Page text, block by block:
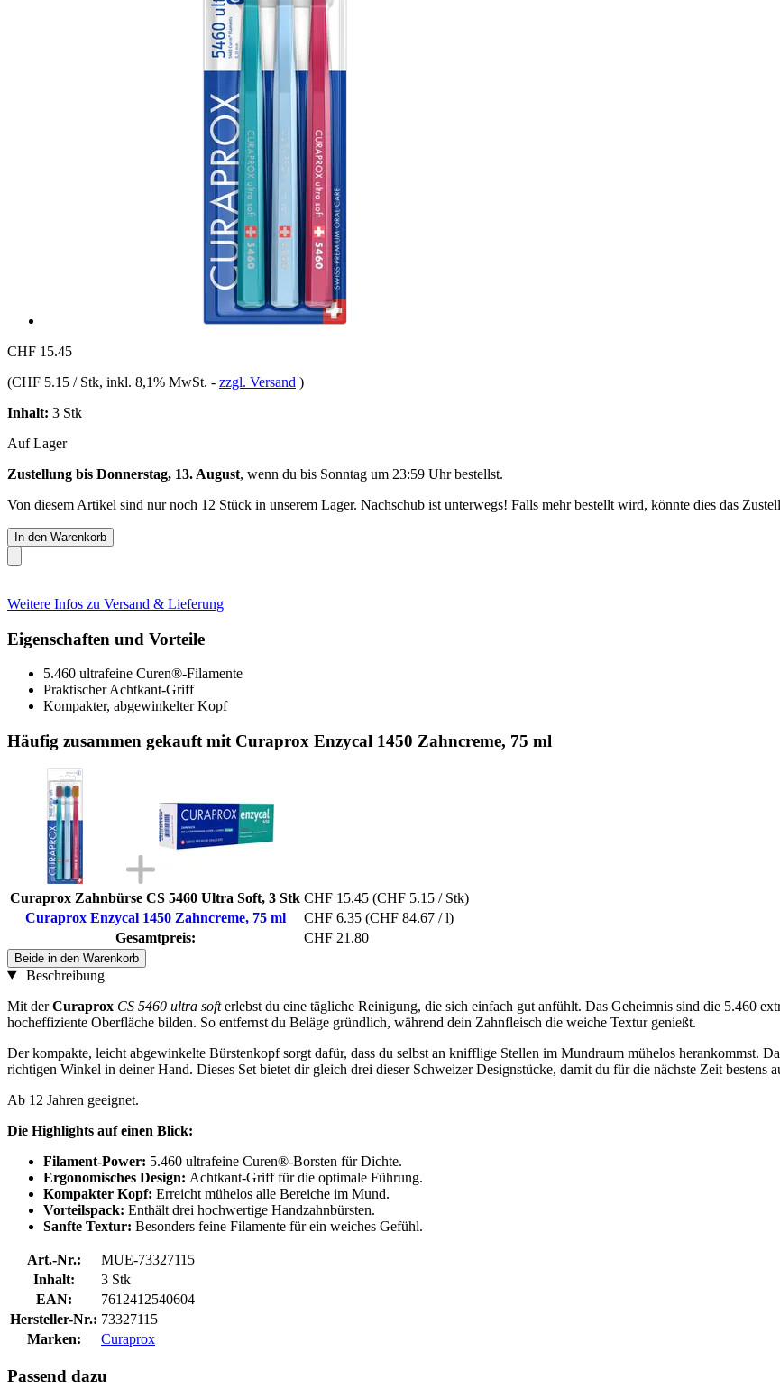
CHF 15.45
(CHF 5.15 / Stk, inkl. 8,1% MwSt. - zzgl. Versand )
Inhalt: 3 Stk
Auf Lager
Zustellung bis Donnerstag, 13. August, wenn du bis Sonntag um 23:59 Uhrbestellst.
Von diesem Artikel sind nur noch 12 Stück in unserem Lager. Nachschub ist unterwegs! Falls mehr bestellt wird, könnte dies das
In den Warenkorb
Weitere Infos zu Versand & Lieferung
Eigenschaften und Vorteile
5.460 ultrafeine Curen®-Filamente
Praktischer Achtkant-Griff
Kompakter, abgewinkelter Kopf
Häufig zusammen gekauft mit Curaprox Enzycal 1450 Zahncreme, 75 ml
Curaprox Zahnbürse CS 5460 Ultra Soft, 3 Stk CHF 15.45 (CHF 5.15 / Stk)
Curaprox Enzycal 1450 Zahncreme, 75 ml
CHF 6.35 (CHF 84.67 / l)
Gesamtpreis:
CHF 21.80
Beide in den Warenkorb
Beschreibung
Mit derCuraprox CS 5460 ultra softerlebst du eine tägliche Reinigung, die sich einfach gut anfühlt. Das Geheimnis sind die 5.460
hocheffiziente Oberfläche bilden. So entfernst du Beläge gründlich, während dein Zahnfleisch die weiche Textur genießt.
Der kompakte, leicht abgewinkelte Bürstenkopf sorgt dafür, dass du selbst an knifflige Stellen im Mundraum mühelos herankommst.
richtigen Winkel in deiner Hand. Dieses Set bietet dir gleich drei dieser Schweizer Designstücke, damit du für die nächste Zeit bestens
Ab 12 Jahren geeignet.
Die Highlights auf einen Blick:
Filament-Power: 5.460 ultrafeine Curen®-Borsten für Dichte.
Ergonomisches Design: Achtkant-Griff für die optimale Führung.
Kompakter Kopf: Erreicht mühelos alle Bereiche im Mund.
Vorteilspack: Enthält drei hochwertige Handzahnbürsten.
Sanfte Textur: Besonders feine Filamente für ein weiches Gefühl.
Art.-Nr.:
MUE-73327115
Inhalt:
3 Stk
EAN:
7612412540604
Hersteller-Nr.: 73327115
Marken:
Curaprox
Passend dazu